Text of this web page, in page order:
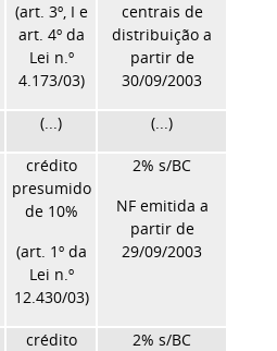
(art. 3º, I e
art. 4º da
Lei n.º
4.173/03)
centrais de
distribuição a
partir de
30/09/2003
(...) (...)
crédito
presumido
de 10%
(art. 1º da
Lei n.º
12.430/03)
2% s/BC
NF emitida a
partir de
29/09/2003
crédito
2% s/BC